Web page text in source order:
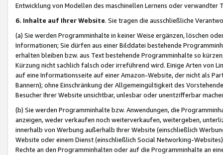
Entwicklung von Modellen des maschinellen Lernens oder
6. Inhalte auf Ihrer Website. Sie tragen die ausschließliche
(a) Sie werden Programminhalte in keiner Weise ergänzen, löschen
Informationen; Sie dürfen aus einer Bilddatei bestehende
erhalten bleiben bzw. aus Text bestehende Programminhalte so
Kürzung nicht sachlich falsch oder irreführend wird. Einige Arten von
auf eine Informationsseite auf einer Amazon-Website, der nicht als
Bannern); ohne Einschränkung der Allgemeingültigkeit des
Besucher Ihrer Website unsichtbar, unlesbar oder unentzifferbar
(b) Sie werden Programminhalte bzw. Anwendungen, die
anzeigen, weder verkaufen noch weiterverkaufen, weitergeben,
innerhalb von Werbung außerhalb Ihrer Website (einschließlich
Website oder einem Dienst (einschließlich Social Networking-
Rechte an den Programminhalten oder auf die Programminhalte an